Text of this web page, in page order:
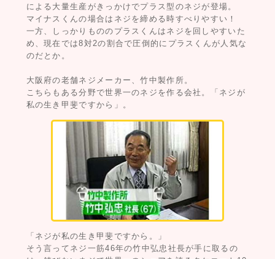
による大量生産がきっかけでプラス型のネジが登場。
マイナスくんの場合はネジを締める時すべりやすい！
一方、しっかりもののプラスくんはネジを回しやすいた
め、現在では8対2の割合で圧倒的にプラスくんが人気な
のだとか。
大阪府の老舗ネジメーカー、竹中製作所。
こちらもある分野で世界一のネジを作る会社。「ネジが
私の生き甲斐ですから」。
「ネジが私の生き甲斐ですから。」
そう言ってネジ一筋46年の竹中弘忠社長が手に取るの